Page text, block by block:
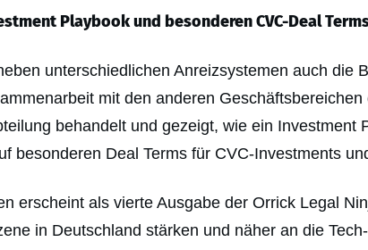
Playbook und besonderen CVC-Deal
unterschiedlichen Anreizsystemen auch die
mit den anderen
behandelt und gezeigt, wie ein Investment
besonderen Deal Terms für CVC-Investments
erscheint als vierte Ausgabe der Orrick Legal
in Deutschland stärken und näher an die